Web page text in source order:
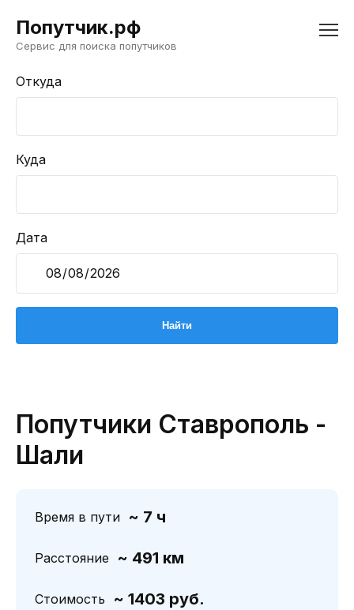
Попутчик.рф
Сервис для поиска попутчиков
Откуда
Куда
Дата
Попутчики Ставрополь -
Шали
Время в пути ~ 7 ч
Расстояние ~ 491 км
Стоимость ~ 1403 руб.